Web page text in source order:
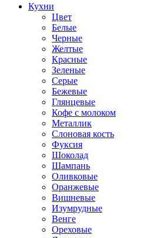
Кухни
Цвет
Белые
Черные
Желтые
Красные
Зеленые
Серые
Бежевые
Глянцевые
Кофе с молоком
Металлик
Слоновая кость
Фуксия
Шоколад
Шампань
Оливковые
Оранжевые
Вишневые
Изумрудные
Венге
Ореховые